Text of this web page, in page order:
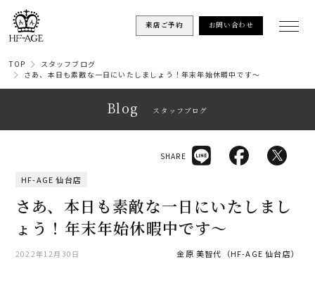
来店ご予約 お問い合わせ
TOP
スタッフブログ
さあ、本日も素敵な一日にいたしましょう！年末年始休暇中です～
Blog スタッフブログ
HF-AGE 仙台店
さあ、本日も素敵な一日にいたしまし
ょう！年末年始休暇中です～
2022年12月30日 金原 美智代（HF-AGE 仙台店）
SHARE